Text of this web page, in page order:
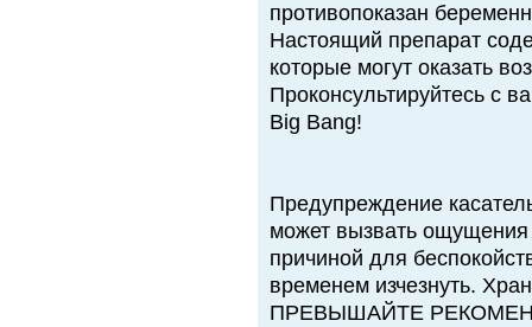
противопоказан
Настоящий препарат
которые могут оказать
Проконсультируйтесь с
Big Bang!
Предупреждение
может вызвать
причиной для
временем изчезнуть.
ПРЕВЫШАЙТЕ